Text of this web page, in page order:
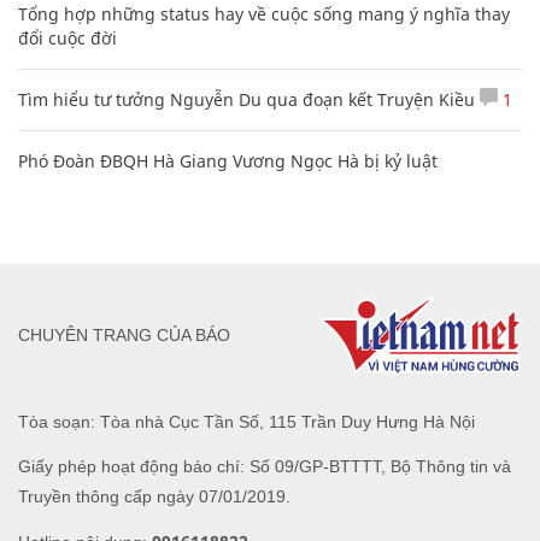
Tổng hợp những status hay về cuộc sống mang ý nghĩa thay
đổi cuộc đời
Tìm hiểu tư tưởng Nguyễn Du qua đoạn kết Truyện Kiều 1
Phó Đoàn ĐBQH Hà Giang Vương Ngọc Hà bị kỷ luật
Tòa soạn: Tòa nhà Cục Tần Số, 115 Trần Duy Hưng Hà Nội
Giấy phép hoạt động báo chí: Số 09/GP-BTTTT, Bộ Thông tin và
Truyền thông cấp ngày 07/01/2019.
CHUYÊN TRANG CỦA BÁO